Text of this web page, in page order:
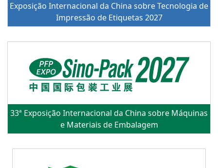
Exposição Internacional da China sobre Tecnologia de
Impressão de Etiquetas 2027
33ª Exposição Internacional da China sobre Máquinas
e Materiais de Embalagem